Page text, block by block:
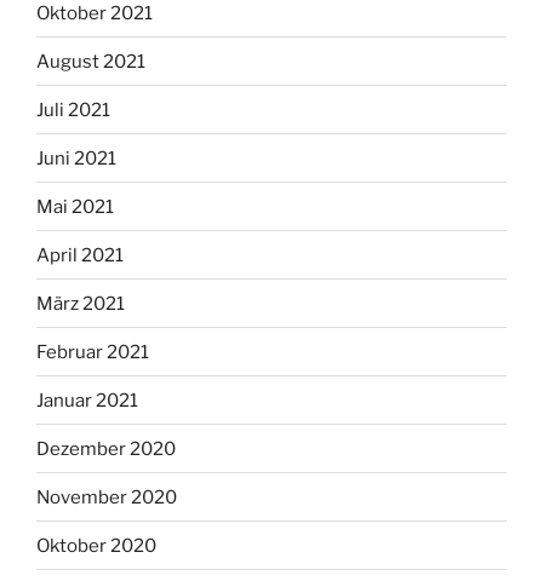
Oktober 2021
August 2021
Juli 2021
Juni 2021
Mai 2021
April 2021
März 2021
Februar 2021
Januar 2021
Dezember 2020
November 2020
Oktober 2020